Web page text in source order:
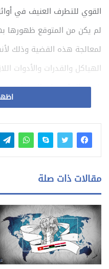
القوي للتطرف العنيف في
لم يكن من المتوقع ظهورها
لمعالجة هذه القضية وذلك
الهياكل والقدرات والأدوات
ضعف المؤسسات الدينية في
نظرة على دور المؤسسات
سياقاتها السياسية
هما السبب في عجز المؤسسات
المؤسسات الدينية والأمم
المنطقة. بعبارات بسيطة
والمؤسسات الدينية من
أو حتى استغلال هذه
البلدان إلى استبعاد أو
مقالات ذات صلة